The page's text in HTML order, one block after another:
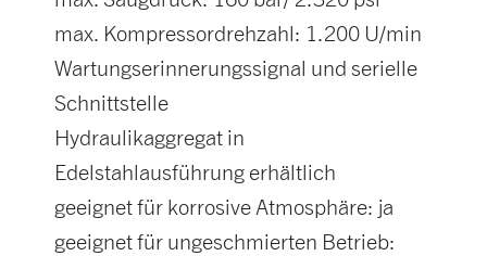
max. Kompressordrehzahl: 1.200 U/min
Wartungserinnerungssignal und serielle
Schnittstelle
Hydraulikaggregat in
Edelstahlausführung erhältlich
geeignet für korrosive Atmosphäre: ja
geeignet für ungeschmierten Betrieb: